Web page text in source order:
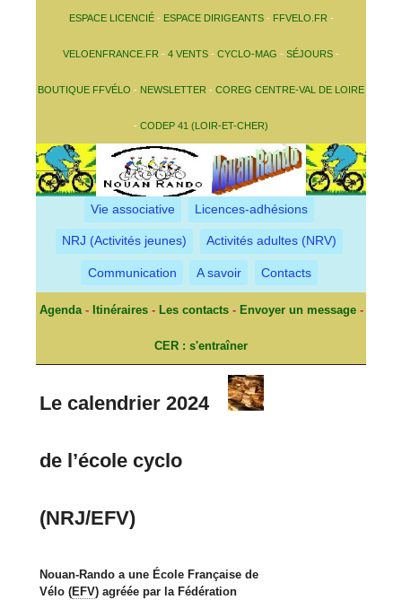
ESPACE LICENCIÉ- ESPACE DIRIGEANTS- FFVELO.FR -
VELOENFRANCE.FR - 4 VENTS - CYCLO-MAG - SÉJOURS -
BOUTIQUE FFVÉLO - NEWSLETTER - COREG CENTRE-VAL DE LOIRE
- CODEP 41 (LOIR-ET-CHER)
Vie associative Licences-adhésions
NRJ (Activités jeunes) Activités adultes (NRV)
Communication A savoir Contacts
Agenda- Itinéraires- Les contacts- Envoyer un message-
CER : s'entraîner
Le calendrier 2024
de l’école cyclo
(NRJ/EFV)
Nouan-Rando a une École Française de
Vélo (EFV) agréée par la Fédération